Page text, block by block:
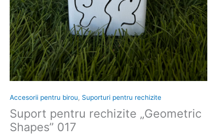
Accesorii pentru birou, Suporturi pentru rechizite
Suport pentru rechizite „Geometric
Shapes” 017